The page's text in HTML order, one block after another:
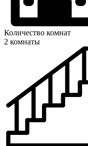
Количество комнат
2 комнаты